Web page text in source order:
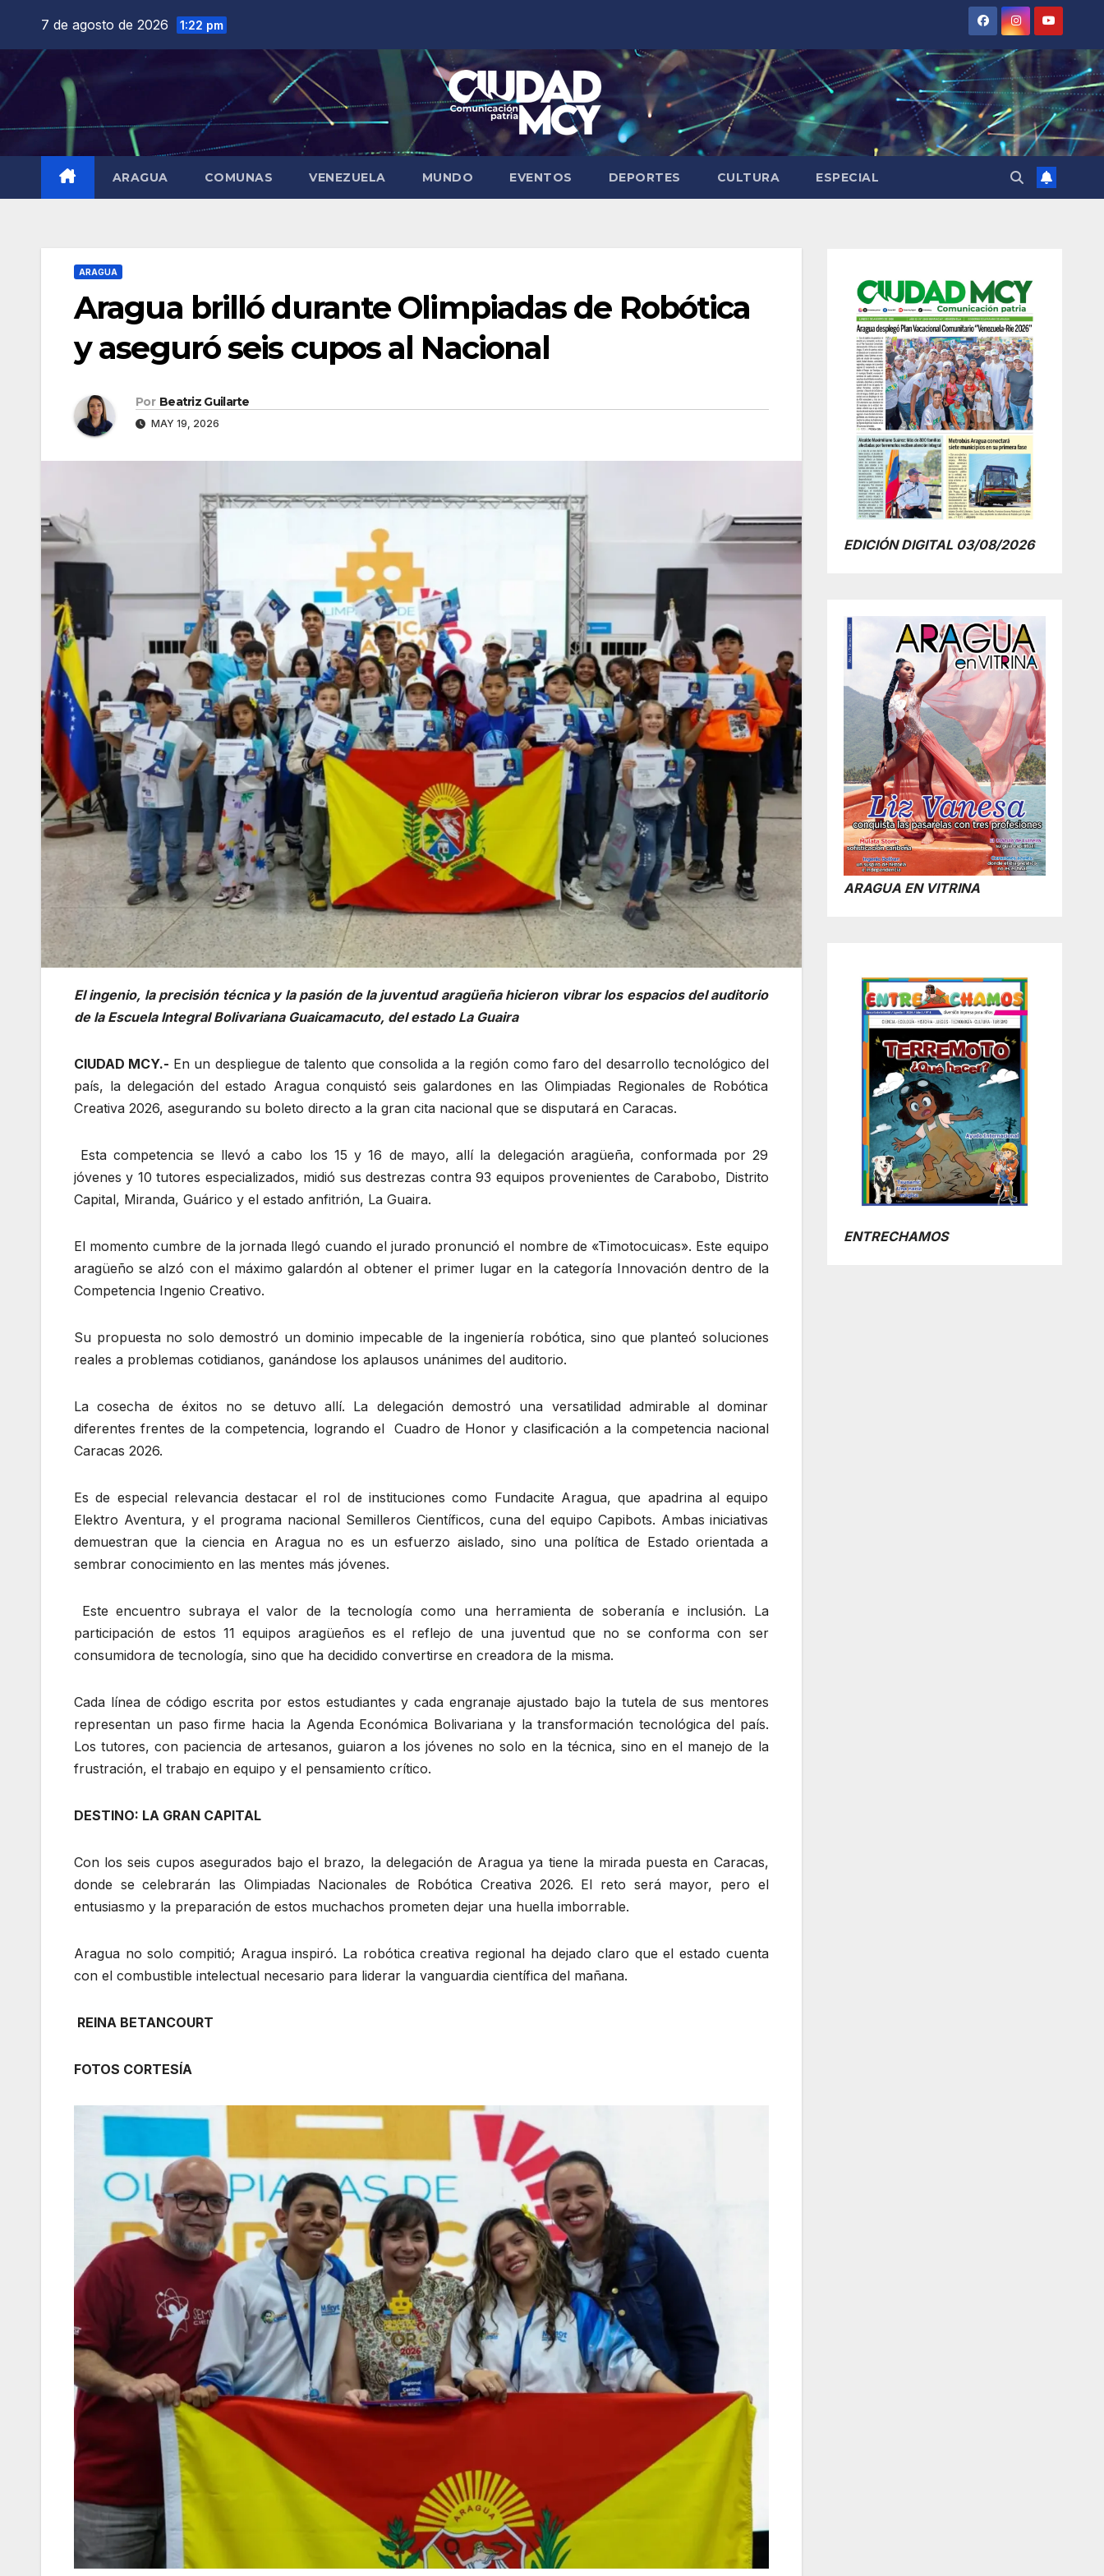
contenido
7 de agosto de 2026 1:22 pm
ARAGUA COMUNAS VENEZUELA MUNDO EVENTOS DEPORTES CULTURA ESPECIAL
ARAGUA
Aragua brilló durante Olimpiadas de Robótica
y aseguró seis cupos al Nacional
Por Beatriz Guilarte
MAY 19, 2026
El ingenio, la precisión técnica y la pasión de la juventud aragüeña hicieron vibrar los espacios del auditorio
de la Escuela Integral Bolivariana Guaicamacuto, del estado La Guaira
CIUDAD MCY.- En un despliegue de talento que consolida a la región como faro del desarrollo tecnológico del
país, la delegación del estado Aragua conquistó seis galardones en las Olimpiadas Regionales de Robótica
Creativa 2026, asegurando su boleto directo a la gran cita nacional que se disputará en Caracas.
Esta competencia se llevó a cabo los 15 y 16 de mayo, allí la delegación aragüeña, conformada por 29
jóvenes y 10 tutores especializados, midió sus destrezas contra 93 equipos provenientes de Carabobo, Distrito
Capital, Miranda, Guárico y el estado anfitrión, La Guaira.
El momento cumbre de la jornada llegó cuando el jurado pronunció el nombre de «Timotocuicas». Este equipo
aragüeño se alzó con el máximo galardón al obtener el primer lugar en la categoría Innovación dentro de la
Competencia Ingenio Creativo.
Su propuesta no solo demostró un dominio impecable de la ingeniería robótica, sino que planteó soluciones
reales a problemas cotidianos, ganándose los aplausos unánimes del auditorio.
La cosecha de éxitos no se detuvo allí. La delegación demostró una versatilidad admirable al dominar
diferentes frentes de la competencia, logrando el Cuadro de Honor y clasificación a la competencia nacional
Caracas 2026.
Es de especial relevancia destacar el rol de instituciones como Fundacite Aragua, que apadrina al equipo
Elektro Aventura, y el programa nacional Semilleros Científicos, cuna del equipo Capibots. Ambas iniciativas
demuestran que la ciencia en Aragua no es un esfuerzo aislado, sino una política de Estado orientada a
sembrar conocimiento en las mentes más jóvenes.
Este encuentro subraya el valor de la tecnología como una herramienta de soberanía e inclusión. La
participación de estos 11 equipos aragüeños es el reflejo de una juventud que no se conforma con ser
consumidora de tecnología, sino que ha decidido convertirse en creadora de la misma.
Cada línea de código escrita por estos estudiantes y cada engranaje ajustado bajo la tutela de sus mentores
representan un paso firme hacia la Agenda Económica Bolivariana y la transformación tecnológica del país.
Los tutores, con paciencia de artesanos, guiaron a los jóvenes no solo en la técnica, sino en el manejo de la
frustración, el trabajo en equipo y el pensamiento crítico.
DESTINO: LA GRAN CAPITAL
Con los seis cupos asegurados bajo el brazo, la delegación de Aragua ya tiene la mirada puesta en Caracas,
donde se celebrarán las Olimpiadas Nacionales de Robótica Creativa 2026. El reto será mayor, pero el
entusiasmo y la preparación de estos muchachos prometen dejar una huella imborrable.
Aragua no solo compitió; Aragua inspiró. La robótica creativa regional ha dejado claro que el estado cuenta
con el combustible intelectual necesario para liderar la vanguardia científica del mañana.
REINA BETANCOURT
FOTOS CORTESÍA
EDICIÓN DIGITAL 03/08/2026
ARAGUA EN VITRINA
ENTRECHAMOS